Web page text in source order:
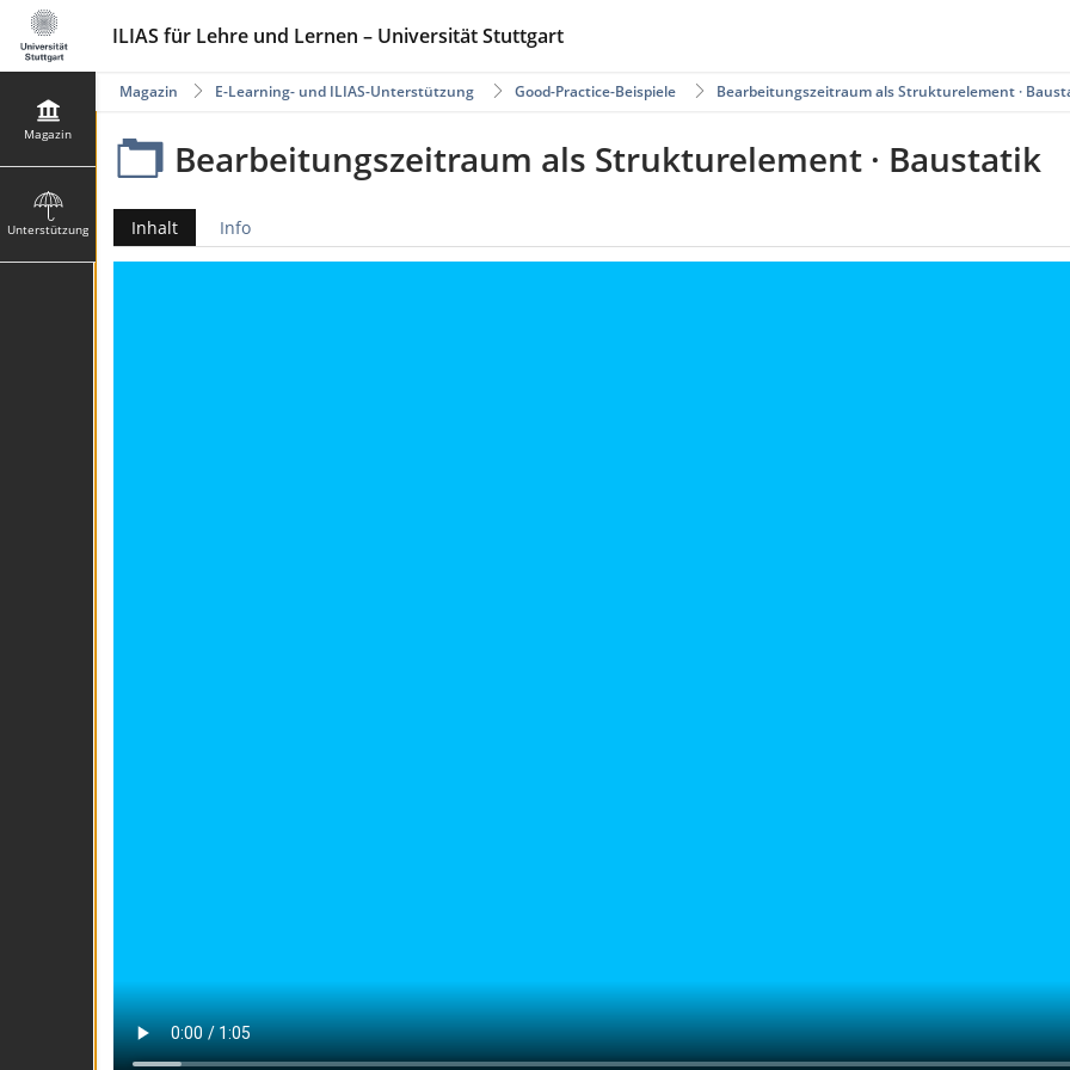
ILIAS für Lehre und Lernen – Universität Stuttgart
Magazin
Unterstützung
Bearbeitungszeitraum als Strukturelement ·
Good-Practice-Beispiele
E-Learning- und ILIAS-Unterstützung
Magazin
Bearbeitungszeitraum als Strukturelement · Baustatik
Inhalt Info